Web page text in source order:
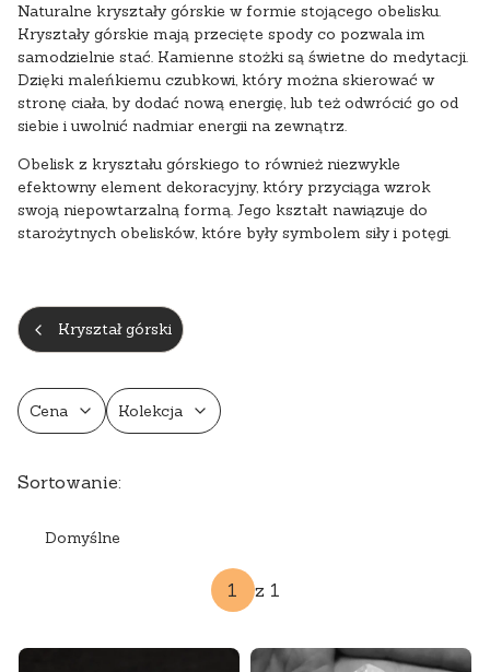
Naturalne kryształy górskie w formie stojącego obelisku.
Kryształy górskie mają przecięte spody co pozwala im
samodzielnie stać. Kamienne stożki są świetne do medytacji.
Dzięki maleńkiemu czubkowi, który można skierować w
stronę ciała, by dodać nową energię, lub też odwrócić go od
siebie i uwolnić nadmiar energii na zewnątrz.
Obelisk z kryształu górskiego to również niezwykle
efektowny element dekoracyjny, który przyciąga wzrok
swoją niepowtarzalną formą. Jego kształt nawiązuje do
starożytnych obelisków, które były symbolem siły i potęgi.
Kryształ górski
Cena Kolekcja
Lista produktów
Sortowanie:
Domyślne
z 1